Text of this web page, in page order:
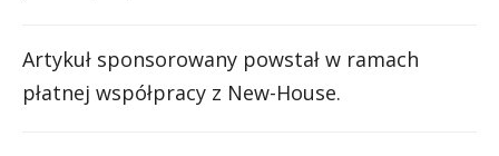
Artykuł sponsorowany powstał w ramach
płatnej współpracy z New-House.